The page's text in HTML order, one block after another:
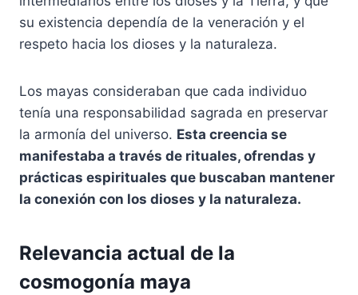
su existencia dependía de la veneración y el
respeto hacia los dioses y la naturaleza.
Los mayas consideraban que cada individuo
tenía una responsabilidad sagrada en preservar
la armonía del universo. Esta creencia se
manifestaba a través de rituales, ofrendas y
prácticas espirituales que buscaban mantener
la conexión con los dioses y la naturaleza.
Relevancia actual de la
cosmogonía maya